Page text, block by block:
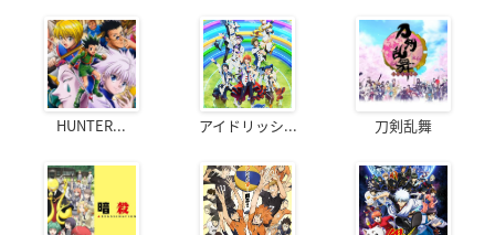
HUNTER... アイドリッシ... 刀剣乱舞